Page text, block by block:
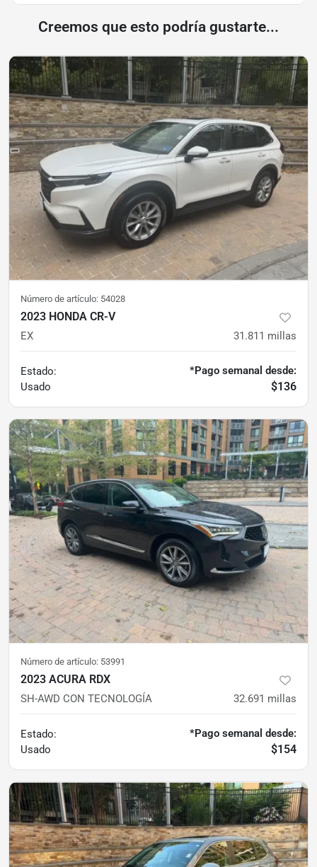
Creemos que esto podría gustarte...
Número de artículo: 54028
2023 HONDA CR-V
EX 31.811 millas
Estado:
Usado
*Pago semanal desde:
$136
Número de artículo: 53991
2023 ACURA RDX
SH-AWD CON TECNOLOGÍA 32.691 millas
Estado:
Usado
*Pago semanal desde:
$154